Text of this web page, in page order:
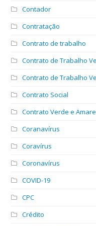
Contador
Contratação
Contrato de trabalho
Contrato de Trabalho
Contrato de Trabalho
Contrato Social
Contrato Verde e
Coranavírus
Coravírus
Coronavírus
COVID-19
CPC
Crédito